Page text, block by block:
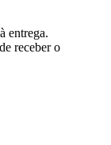
entrega.
receber o